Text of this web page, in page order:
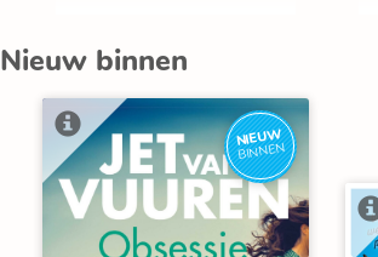
Nieuw binnen
NIEUW
BINNEN